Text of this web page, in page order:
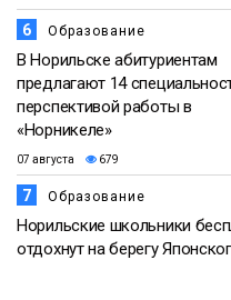
6 Образование
В Норильске абитуриентам
предлагают 14
перспективой работы в
«Норникеле»
07 августа 679
7 Образование
Норильские школьники
отдохнут на берегу